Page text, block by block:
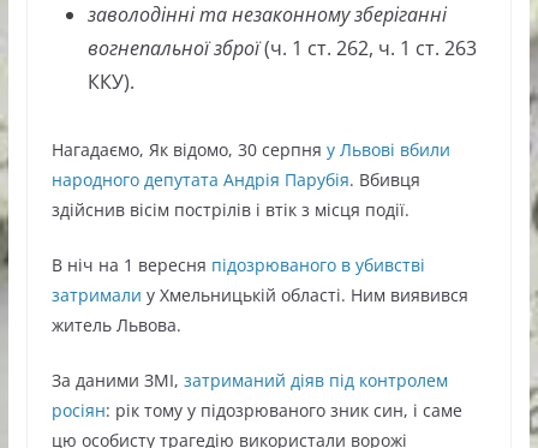
заволодінні та незаконному зберіганні
вогнепальної зброї(ч. 1 ст. 262, ч. 1 ст. 263
ККУ).
Нагадаємо, Як відомо, 30 серпня у Львові вбили
народного депутата Андрія Парубія. Вбивця
здійснив вісім пострілів і втік з місця події.
В ніч на 1 вересня підозрюваного в убивстві
затримали у Хмельницькій області. Ним виявився
житель Львова.
За даними ЗМІ, затриманий діяв під контролем
росіян: рік тому у підозрюваного зник син, і саме
цю особисту трагедію використали ворожі